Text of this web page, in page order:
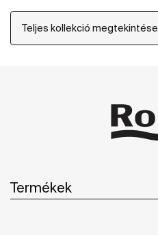
Teljes kollekció megtekintése
Termékek